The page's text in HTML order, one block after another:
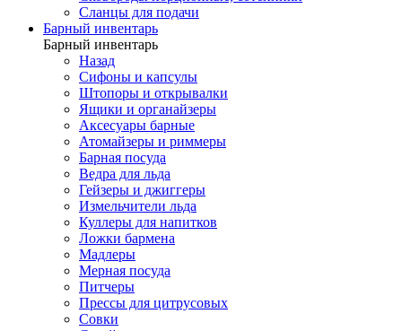
Сланцы для подачи
Барный инвентарь
Барный инвентарь
Назад
Сифоны и капсулы
Штопоры и открывалки
Ящики и органайзеры
Аксесуары барные
Атомайзеры и риммеры
Барная посуда
Ведра для льда
Гейзеры и джиггеры
Измельчители льда
Куллеры для напитков
Ложки бармена
Мадлеры
Мерная посуда
Питчеры
Прессы для цитрусовых
Совки